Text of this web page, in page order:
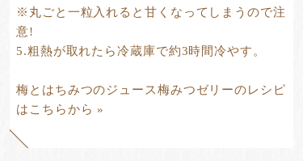
※丸ごと一粒入れると甘くなってしまうので注
意!
5.粗熱が取れたら冷蔵庫で約3時間冷やす。
梅とはちみつのジュース梅みつゼリーのレシピ
はこちらから »